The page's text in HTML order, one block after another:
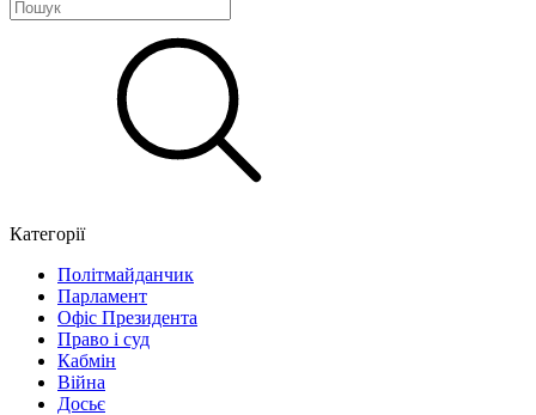
Категорії
Політмайданчик
Парламент
Офіс Президента
Право і суд
Кабмін
Війна
Досьє